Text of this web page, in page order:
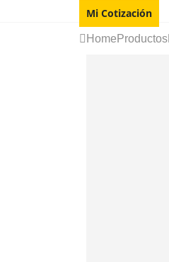
Mi Cotización
Home Productos